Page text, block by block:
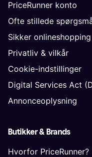
PriceRunner konto
Ofte stillede
Sikker onlineshopping
Privatliv & vilkår
Cookie-indstillinger
Digital Services Act
Annonceoplysning
Butikker & Brands
Hvorfor PriceRunner?